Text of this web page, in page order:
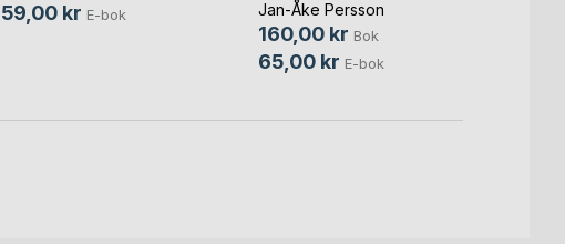
59,00 kr E-bok Jan-Åke Persson
160,00 kr Bok
65,00 kr E-bok